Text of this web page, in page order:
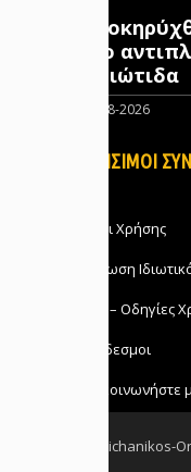
νέo
Φθιώτιδα
07-08-2026
ΧΡΗΣΙΜΟΙ
Όροι Χρήσης
Δήλωση
FAQ – Οδηγίες
Σύνδεσμοι
Michanikos-